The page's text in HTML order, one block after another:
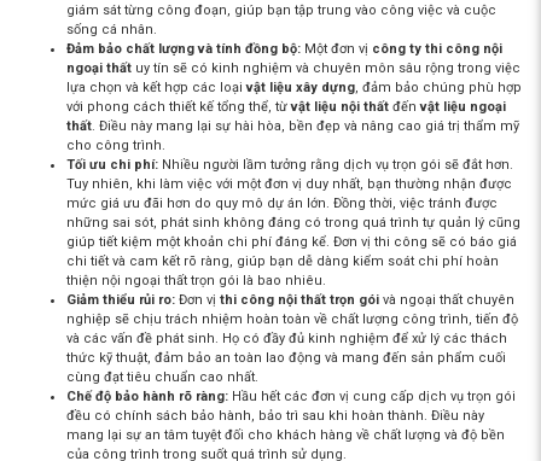
giám sát từng công đoạn, giúp bạn tập trung vào công việc và cuộc
sống cá nhân.
Đảm bảo chất lượng và tính đồng bộ: Một đơn vị công ty thi công nội
ngoại thất uy tín sẽ có kinh nghiệm và chuyên môn sâu rộng trong việc
lựa chọn và kết hợp các loạivật liệu xây dựng , đảm bảo chúng phù hợp
với phong cách thiết kế tổng thể, từvật liệu nội thất đếnvật liệu ngoại
thất . Điều này mang lại sự hài hòa, bền đẹp và nâng cao giá trị thẩm mỹ
cho công trình.
Tối ưu chi phí: Nhiều người lầm tưởng rằng dịch vụ trọn gói sẽ đắt hơn.
Tuy nhiên, khi làm việc với một đơn vị duy nhất, bạn thường nhận được
mức giá ưu đãi hơn do quy mô dự án lớn. Đồng thời, việc tránh được
những sai sót, phát sinh không đáng có trong quá trình tự quản lý cũng
giúp tiết kiệm một khoản chi phí đáng kể. Đơn vị thi công sẽ có báo giá
chi tiết và cam kết rõ ràng, giúp bạn dễ dàng kiểm soát chi phí hoàn
thiện nội ngoại thất trọn gói là bao nhiêu
Giảm thiểu rủi ro: Đơn vị thi công nội thất trọn gói và ngoại thất chuyên
nghiệp sẽ chịu trách nhiệm hoàn toàn về chất lượng công trình, tiến độ
và các vấn đề phát sinh. Họ có đầy đủ kinh nghiệm để xử lý các thách
thức kỹ thuật, đảm bảo an toàn lao động và mang đến sản phẩm cuối
cùng đạt tiêu chuẩn cao nhất.
Chế độ bảo hành rõ ràng: Hầu hết các đơn vị cung cấp dịch vụ trọn gói
đều có chính sách bảo hành, bảo trì sau khi hoàn thành. Điều này
mang lại sự an tâm tuyệt đối cho khách hàng về chất lượng và độ bền
của công trình trong suốt quá trình sử dụng.